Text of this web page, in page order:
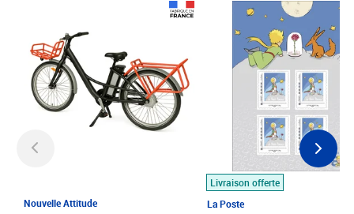
Nouvelle Attitude
Livraison offerte
La Poste
Prix 7,50€